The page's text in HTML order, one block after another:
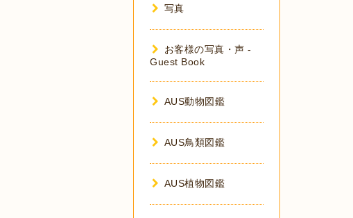
写真
お客様の写真・声 -
Guest Book
AUS動物図鑑
AUS鳥類図鑑
AUS植物図鑑